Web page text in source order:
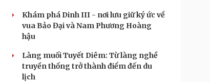
Khám phá Dinh III - nơi lưu giữ ký ức về
vua Bảo Đại và Nam Phương Hoàng
hậu
Làng muối Tuyết Diêm: Từ làng nghề
truyền thống trở thành điểm đến du
lịch